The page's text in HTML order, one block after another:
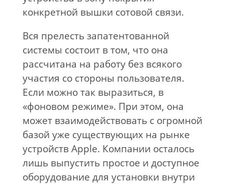
конкретной вышки сотовой связи.
Вся прелесть запатентованной
системы состоит в том, что она
рассчитана на работу без всякого
участия со стороны пользователя.
Если можно так выразиться, в
«фоновом режиме». При этом, она
может взаимодействовать с огромной
базой уже существующих на рынке
устройств Apple. Компании осталось
лишь выпустить простое и доступное
оборудование для установки внутри